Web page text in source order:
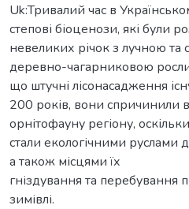
Uk:Тривалий час в
степові біоценози, які були
невеликих річок з лучною
деревно-чагарниковою
що штучні лісонасадження
200 років, вони спричинили
орнітофауну регіону, оскільки
стали екологічними руслами
а також місцями їх
гніздування та перебування
зимівлі.